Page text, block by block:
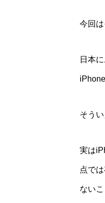
今回
日本
そう
実は
点で
ない